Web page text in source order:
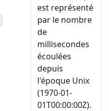
est représenté
par le nombre
de
millisecondes
écoulées
depuis
l'époque Unix
(1970-01-
01T00:00:00Z).